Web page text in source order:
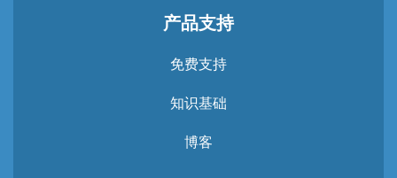
产品支持
免费支持
知识基础
博客